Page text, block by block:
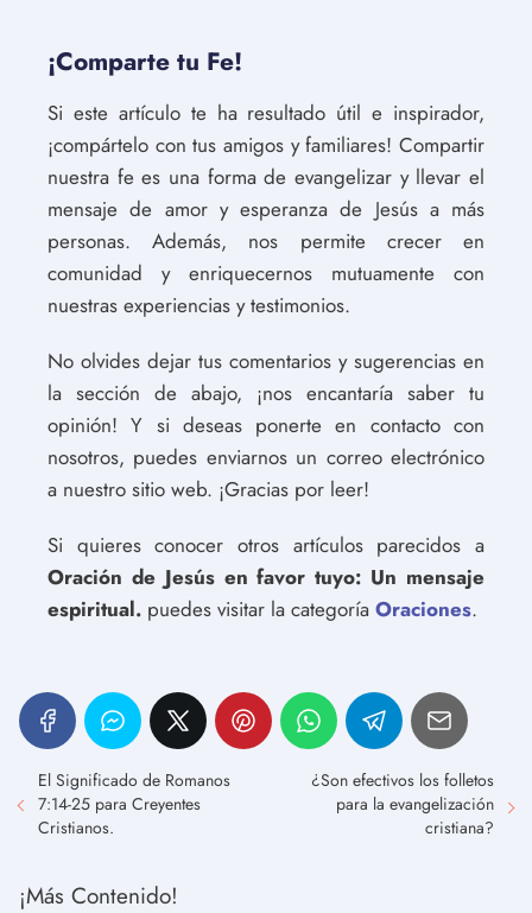
¡Comparte tu Fe!
Si este artículo te ha resultado útil e inspirador,
¡compártelo con tus amigos y familiares! Compartir
nuestra fe es una forma de evangelizar y llevar el
mensaje de amor y esperanza de Jesús a más
personas. Además, nos permite crecer en
comunidad y enriquecernos mutuamente con
nuestras experiencias y testimonios.
No olvides dejar tus comentarios y sugerencias en
la sección de abajo, ¡nos encantaría saber tu
opinión! Y si deseas ponerte en contacto con
nosotros, puedes enviarnos un correo electrónico
a nuestro sitio web. ¡Gracias por leer!
Si quieres conocer otros artículos parecidos a
Oración de Jesús en favor tuyo: Un mensaje
espiritual. puedes visitar la categoría Oraciones.
El Significado de Romanos
7:14-25 para Creyentes
Cristianos.
¿Son efectivos los folletos
para la evangelización
cristiana?
¡Más Contenido!